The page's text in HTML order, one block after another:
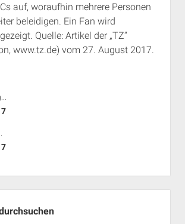
Kontakt & PGP-Key
auf, woraufhin mehrere Personen
beleidigen. Ein Fan wird
Quelle: Artikel der „TZ“
www.tz.de) vom 27. August 2017.